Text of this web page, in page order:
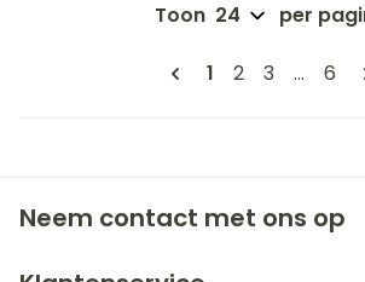
Pagina's
U lees
1 Pagina
2 Pagina
3 ... 6
Toon per
Neem contact met ons op